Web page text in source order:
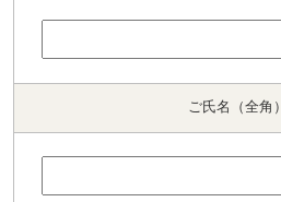
ご氏名（全角）